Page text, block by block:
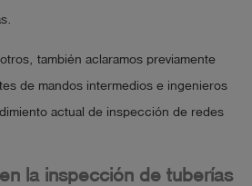
también aclaramos previamente
de mandos intermedios e ingenieros
actual de inspección de redes
la inspección de tuberías